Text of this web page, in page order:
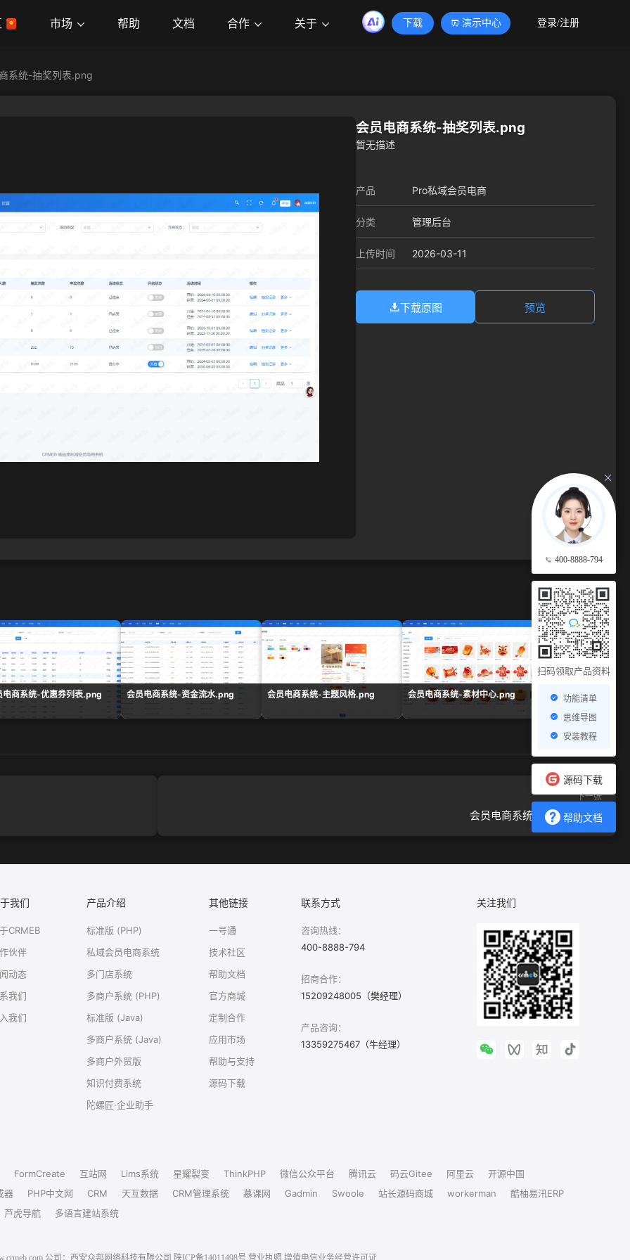
市场 帮助 文档 合作 关于 下载 演示中心 登录/注册
400-8888-794
扫码领取产品资料
功能清单
思维导图
安装教程
源码下载
帮助文档
系统-抽奖列表.png
会员电商系统-抽奖列表.png
暂无描述
产品 Pro私域会员电商
分类 管理后台
上传时间 2026-03-11
下载原图 预览
查看更多 →
电商系统-优惠券列表.png 会员电商系统-资金流水.png 会员电商系统-主题风格.png 会员电商系统-素材中心.png 会员电商系统-组合
下一张
会员电商系统-存储配置.png
我们
CRMEB
伙伴
动态
我们
我们
产品介绍
标准版 (PHP)
私域会员电商系统
多门店系统
多商户系统 (PHP)
标准版 (Java)
多商户系统 (Java)
多商户外贸版
知识付费系统
陀螺匠·企业助手
其他链接
一号通
技术社区
帮助文档
官方商城
定制合作
应用市场
帮助与支持
源码下载
联系方式
咨询热线：
400-8888-794
招商合作：
15209248005（樊经理）
产品咨询：
13359275467（牛经理）
关注我们
FormCreate 互站网 Lims系统 星耀裂变 ThinkPHP 微信公众平台 腾讯云 码云Gitee 阿里云
开源中国
器
PHP中文网 CRM 天互数据 CRM管理系统 慕课网 Gadmin Swoole 站长源码商城 workerman
酷柚易汛ERP
芦虎导航
多语言建站系统
公司：西安众邦网络科技有限公司 陕ICP备14011498号 营业执照 增值电信业务经营许可证